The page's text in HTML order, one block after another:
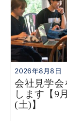
2026年8月8日
会社見学会
します【9
(土)】